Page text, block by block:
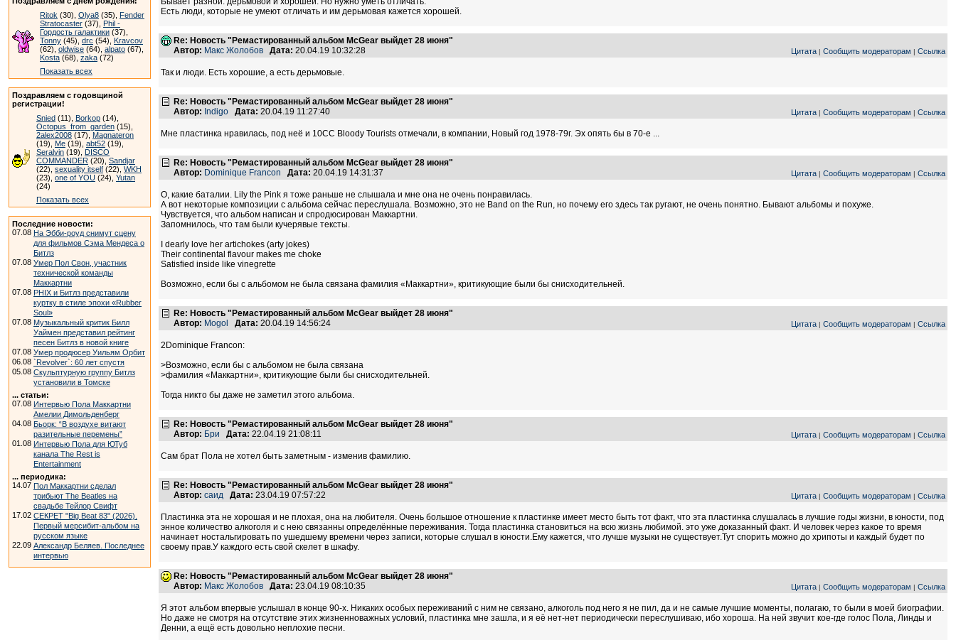
Ritok (30), Olya8 (35), Fender
Stratocaster (37), Phil -
Гордость галактики (37),
Tonny (45), drc (54), Kravcov
(62), oldwise (64), alpato (67),
Kosta (68), zaka (72)
Показать всех
Поздравляем с годовщиной
регистрации!
Snied (11), Borkop (14),
Octopus_from_garden (15),
2alex2008 (17), Magnateron
(19), Me (19), abt52 (19),
Seralvin (19), DISCO
COMMANDER (20), Sandjar
(22), sexuality itself (22), WKH
(23), one of YOU (24), Yutan
(24)
Показать всех
Последние новости:
07.08 На Эбби-роуд снимут сцену
для фильмов Сэма Мендеса о
Битлз
07.08 Умер Пол Свон, участник
технической команды
Маккартни
07.08 PHIX и Битлз представили
куртку в стиле эпохи «Rubber
Soul»
07.08 Музыкальный критик Билл
Уаймен представил рейтинг
песен Битлз в новой книге
07.08 Умер продюсер Уильям Орбит
06.08 `Revolver`: 60 лет спустя
05.08 Скульптурную группу Битлз
установили в Томске
... статьи:
07.08 Интервью Пола Маккартни
Амелии Димольденберг
04.08 Бьорк: “В воздухе витают
разительные перемены”
01.08 Интервью Пола для ЮТуб
канала The Rest is
Entertainment
... периодика:
14.07 Пол Маккартни сделал
трибьют The Beatles на
свадьбе Тейлор Свифт
17.02 СЕКРЕТ "Big Beat 83" (2026).
Первый мерсибит-альбом на
русском языке
22.09 Александр Беляев. Последнее
интервью
Есть люди, которые не умеют отличать и им дерьмовая кажется хорошей.
Re: Новость "Ремастированный альбом McGear выйдет 28 июня"
Автор: Макс Жолобов Дата: 20.04.19 10:32:28 Цитата | Сообщить модераторам | Ссылка
Так и люди. Есть хорошие, а есть дерьмовые.
Re: Новость "Ремастированный альбом McGear выйдет 28 июня"
Автор: Indigo Дата: 20.04.19 11:27:40 Цитата | Сообщить модераторам | Ссылка
Мне пластинка нравилась, под неё и 10СС Bloody Tourists отмечали, в компании, Новый год 1978-79г. Эх опять бы в 70-е ...
Re: Новость "Ремастированный альбом McGear выйдет 28 июня"
Автор: Dominique Francon Дата: 20.04.19 14:31:37 Цитата | Сообщить модераторам | Ссылка
О, какие баталии. Lily the Pink я тоже раньше не слышала и мне она не очень понравилась.
А вот некоторые композиции с альбома сейчас переслушала. Возможно, это не Band on the Run, но почему его здесь так ругают, не очень понятно. Бывают альбомы и похуже.
Чувствуется, что альбом написан и спродюсирован Маккартни.
Запомнилось, что там были кучерявые тексты.
I dearly love her artichokes (arty jokes)
Their continental flavour makes me choke
Satisfied inside like vinegrette
Возможно, если бы с альбомом не была связана фамилия «Маккартни», критикующие были бы снисходительней.
Re: Новость "Ремастированный альбом McGear выйдет 28 июня"
Автор: Mogol Дата: 20.04.19 14:56:24 Цитата | Сообщить модераторам | Ссылка
2Dominique Francon:
>Возможно, если бы с альбомом не была связана
>фамилия «Маккартни», критикующие были бы снисходительней.
Тогда никто бы даже не заметил этого альбома.
Re: Новость "Ремастированный альбом McGear выйдет 28 июня"
Автор: Бри Дата: 22.04.19 21:08:11 Цитата | Сообщить модераторам | Ссылка
Сам брат Пола не хотел быть заметным - изменив фамилию.
Re: Новость "Ремастированный альбом McGear выйдет 28 июня"
Автор: саид Дата: 23.04.19 07:57:22 Цитата | Сообщить модераторам | Ссылка
Пластинка эта не хорошая и не плохая, она на любителя. Очень большое отношение к пластинке имеет место быть тот факт, что эта пластинка слушалась в лучшие годы жизни, в юности, под
энное количество алкоголя и с нею связанны определённые переживания. Тогда пластинка становиться на всю жизнь любимой. это уже доказанный факт. И человек через какое то время
начинает ностальгировать по ушедшему времени через записи, которые слушал в юности.Ему кажется, что лучше музыки не существует.Тут спорить можно до хрипоты и каждый будет по
своему прав.У каждого есть свой скелет в шкафу.
Re: Новость "Ремастированный альбом McGear выйдет 28 июня"
Автор: Макс Жолобов Дата: 23.04.19 08:10:35 Цитата | Сообщить модераторам | Ссылка
Я этот альбом впервые услышал в конце 90-х. Никаких особых переживаний с ним не связано, алкоголь под него я не пил, да и не самые лучшие моменты, полагаю, то были в моей биографии.
Но даже не смотря на отсутствие этих жизненноважных условий, пластинка мне зашла, и я её нет-нет периодически переслушиваю, ибо хороша. На ней звучит кое-где голос Пола, Линды и
Денни, а ещё есть довольно неплохие песни.